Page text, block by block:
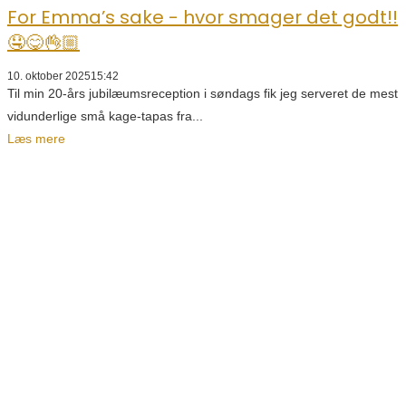
For Emma’s sake - hvor smager det godt!!
🤤😋👌🏼
10. oktober 202515:42
Til min 20-års jubilæumsreception i søndags fik jeg serveret de mest
vidunderlige små kage-tapas fra...
Læs mere